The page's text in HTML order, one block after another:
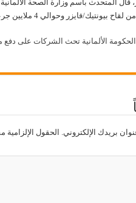
فايزر وحوالي 4 ملايين جرعة من لقاح موديرنا خلال وقت قريب.
الحكومة الألمانية تحث الشركات على
بريدك الإلكتروني. الحقول الإلزامية